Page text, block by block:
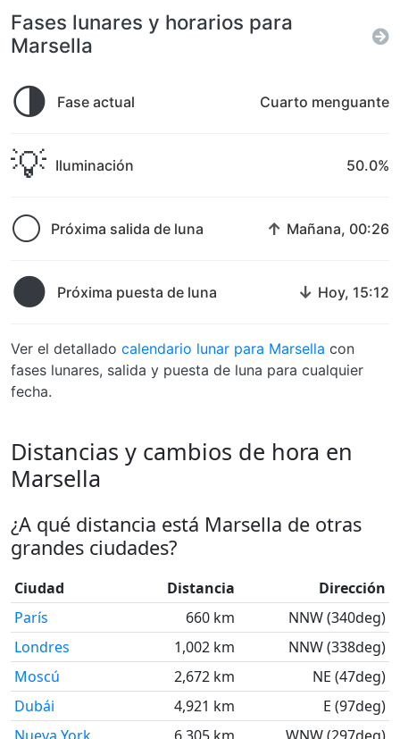
Fases lunares y horarios para
Marsella
🌗 Fase actual Cuarto menguante
💡 Iluminación 50.0%
🌕 Próxima salida de luna ↑ Mañana, 00:26
🌑 Próxima puesta de luna ↓ Hoy, 15:12
Ver el detallado calendario lunar para Marsella con
fases lunares, salida y puesta de luna para cualquier
fecha.
Distancias y cambios de hora en
Marsella
¿A qué distancia está Marsella de otras
grandes ciudades?
Ciudad Distancia
Dirección
París
660 km
NNW (340deg)
Londres
1,002 km
NNW (338deg)
Moscú
2,672 km
NE (47deg)
Dubái
4,921 km
E (97deg)